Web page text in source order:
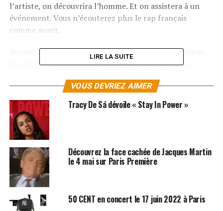
l’artiste, on découvrira l’homme. Et on assistera à un
événement. Vous n’écouterez plus le rap français
comme avant.
Boomerangest un titre âpre et brut dans son contenu
et peaufiné dans sa forme. Salif y délivre des rimes
punchlines efficaces (je vous laisse goûter à la citation
« explicite » sur Nicolas Sarkozy…) et à prendre le temps
de décrire avec précision les drames de la vie de rue,
leurs causes et leurs conséquences. Le tout avec une
aisance rare et un style alerte (on appelle ça le flow, un
art que peu cultivent avec autant de talent en France)
sur une bande-son glaciale et entêtante.
Karma, retour de bâton, effet boomerang… appelez ça
comme vous voudrez, vous n’y échapperez pas. Et les
jeunes, leurs parents, leurs enfants, leurs petits frères
LIRE LA SUITE
VOUS DEVRIEZ AIMER
Tracy De Sá dévoile « Stay In Power »
Découvrez la face cachée de Jacques Martin
le 4 mai sur Paris Première
50 CENT en concert le 17 juin 2022 à Paris